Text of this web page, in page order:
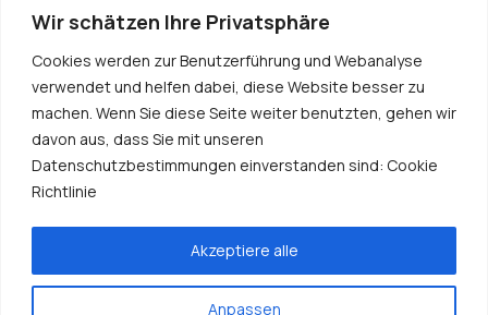
Wir schätzen Ihre Privatsphäre
Cookies werden zur Benutzerführung und Webanalyse
verwendet und helfen dabei, diese Website besser zu
machen. Wenn Sie diese Seite weiter benutzten, gehen wir
davon aus, dass Sie mit unseren
Datenschutzbestimmungen einverstanden sind: Cookie
Richtlinie
Anpassen
Akzeptiere alle
Kontakt